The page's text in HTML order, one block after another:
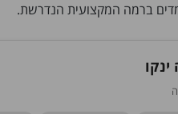
ברמה המקצועית הנדרשת.
ינקו